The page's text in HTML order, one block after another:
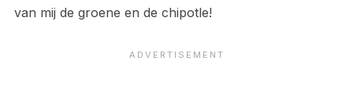
van mij de groene en de chipotle!